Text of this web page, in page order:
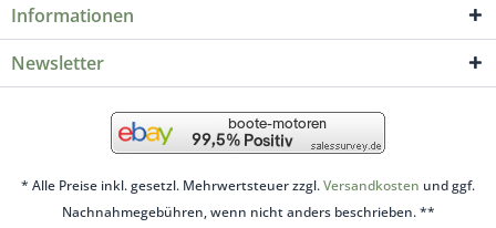
Informationen
Newsletter
* Alle Preise inkl. gesetzl. Mehrwertsteuer zzgl.Versandkosten und ggf.
Nachnahmegebühren, wenn nicht anders beschrieben. **